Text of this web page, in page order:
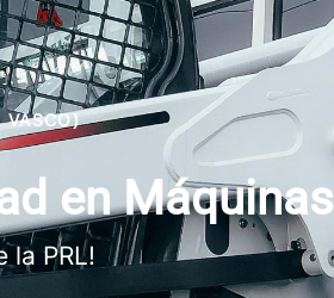
VASCO)
en Máquinas
la PRL!